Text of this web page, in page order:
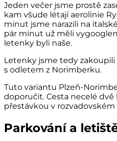
Jeden večer jsme prostě
kam všude létají aerolinie
minut jsme narazili na
pár minut už měli
letenky byli naše.
Letenky jsme tedy zakoupili
s odletem z Norimberku.
Tuto variantu Plzeň-
doporučit. Cesta necelé
přestávkou v
Parkování a